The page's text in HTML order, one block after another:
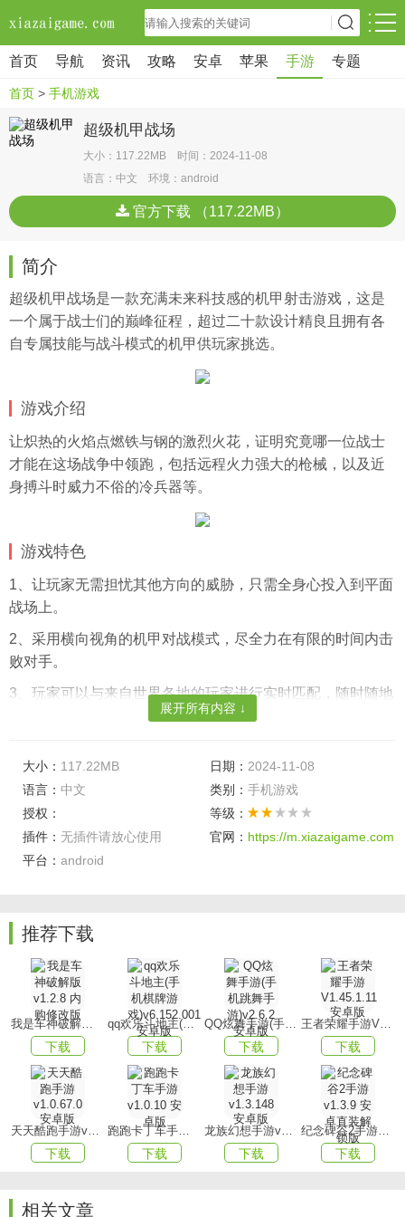
首页 导航 资讯 攻略 安卓 苹果 手游 专题
首页 > 手机游戏
超级机甲战场
大小：117.22MB 时间：2024-11-08
语言：中文 环境：android
官方下载 （117.22MB）
简介
超级机甲战场是一款充满未来科技感的机甲射击游戏，这是
一个属于战士们的巅峰征程，超过二十款设计精良且拥有各
自专属技能与战斗模式的机甲供玩家挑选。
游戏介绍
让炽热的火焰点燃铁与钢的激烈火花，证明究竟哪一位战士
才能在这场战争中领跑，包括远程火力强大的枪械，以及近
身搏斗时威力不俗的冷兵器等。
游戏特色
1、让玩家无需担忧其他方向的威胁，只需全身心投入到平面
战场上。
2、采用横向视角的机甲对战模式，尽全力在有限的时间内击
败对手。
3、玩家可以与来自世界各地的玩家进行实时匹配，随时随地
享受一场酣畅淋漓的机甲对决。
1、全球多人在线对战功能，使得玩家无论何时何地，都能参
与到一场紧张刺激的机甲。
2、找到关键时刻向敌人重重扫射，利用技能和武器的巧妙配
合。
游戏优势
1、任由玩家自由搭配使用，譬如威力巨大的远距离火器或者
破坏力惊人的近战猛兽等等。
2、丰富多样的武器选择赋予玩家更多的战术选择，还能有机
会解锁更多的武器道具。
3、通过巧妙搭配，可以释放出不同的战斗潜能，而且在赢得
战斗之后。
游戏玩法
其他勇敢无畏的战士们进行一场惊心动魄的机甲对决。
展开所有内容 ↓
大小： 117.22MB 日期： 2024-11-08
语言： 中文 类别： 手机游戏
授权：
等级：
插件： 无插件请放心使用 官网： https://m.xiazaigame.com
平台： android
推荐下载
我是车神破解版v1.2.8 内购修改版
下载
qq欢乐斗地主(手机棋牌游戏)v6.152.001安卓版
下载
QQ炫舞手游(手机跳舞手游)v2.6.2 安卓版
下载
王者荣耀手游V1.45.1.11 安卓版
下载
天天酷跑手游v1.0.67.0安卓版
下载
跑跑卡丁车手游v1.0.10 安卓版
下载
龙族幻想手游v1.3.148 安卓版
下载
纪念碑谷2手游v1.3.9 安卓直装解锁版
下载
相关文章